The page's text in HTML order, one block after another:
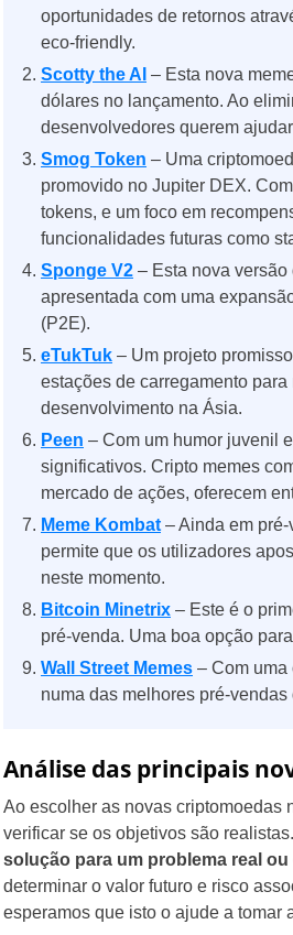
oportunidades de retornos
eco-friendly.
Scotty the AI – Esta nova
dólares no lançamento. Ao
desenvolvedores querem
Smog Token – Uma
promovido no Jupiter DEX.
tokens, e um foco em
funcionalidades futuras como
Sponge V2 – Esta nova
apresentada com uma
(P2E).
eTukTuk – Um projeto
estações de carregamento
desenvolvimento na Ásia.
Peen – Com um humor juvenil
significativos. Cripto memes
mercado de ações, oferecem
Meme Kombat – Ainda em
permite que os utilizadores
neste momento.
Bitcoin Minetrix – Este é o
pré-venda. Uma boa opção
Wall Street Memes – Com uma
numa das melhores pré-vendas
Análise das principais
Ao escolher as novas criptomoedas
verificar se os objetivos são realistas.
solução para um problema real
determinar o valor futuro e risco
esperamos que isto o ajude a tomar